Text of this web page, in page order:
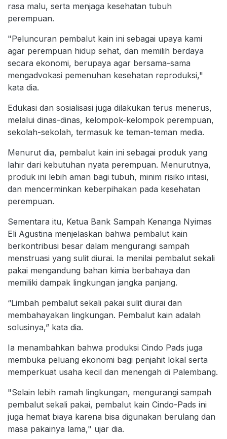
rasa malu, serta menjaga kesehatan tubuh
perempuan.
"Peluncuran pembalut kain ini sebagai upaya kami
agar perempuan hidup sehat, dan memilih berdaya
secara ekonomi, berupaya agar bersama-sama
mengadvokasi pemenuhan kesehatan reproduksi,"
kata dia.
Edukasi dan sosialisasi juga dilakukan terus menerus,
melalui dinas-dinas, kelompok-kelompok perempuan,
sekolah-sekolah, termasuk ke teman-teman media.
Menurut dia, pembalut kain ini sebagai produk yang
lahir dari kebutuhan nyata perempuan. Menurutnya,
produk ini lebih aman bagi tubuh, minim risiko iritasi,
dan mencerminkan keberpihakan pada kesehatan
perempuan.
Sementara itu, Ketua Bank Sampah Kenanga Nyimas
Eli Agustina menjelaskan bahwa pembalut kain
berkontribusi besar dalam mengurangi sampah
menstruasi yang sulit diurai. Ia menilai pembalut sekali
pakai mengandung bahan kimia berbahaya dan
memiliki dampak lingkungan jangka panjang.
“Limbah pembalut sekali pakai sulit diurai dan
membahayakan lingkungan. Pembalut kain adalah
solusinya,” kata dia.
Ia menambahkan bahwa produksi Cindo Pads juga
membuka peluang ekonomi bagi penjahit lokal serta
memperkuat usaha kecil dan menengah di Palembang.
"Selain lebih ramah lingkungan, mengurangi sampah
pembalut sekali pakai, pembalut kain Cindo-Pads ini
juga hemat biaya karena bisa digunakan berulang dan
masa pakainya lama," ujar dia.